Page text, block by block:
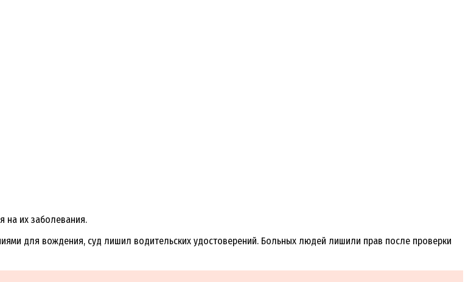
на их заболевания.
для вождения, суд лишил водительских удостоверений. Больных людей лишили прав после проверки